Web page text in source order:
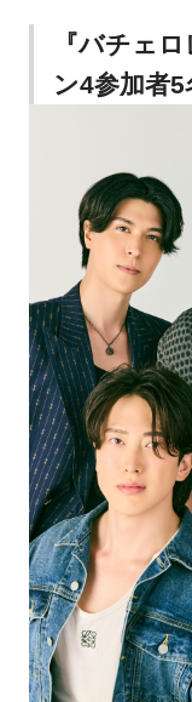
『バチェ
ン4参加者